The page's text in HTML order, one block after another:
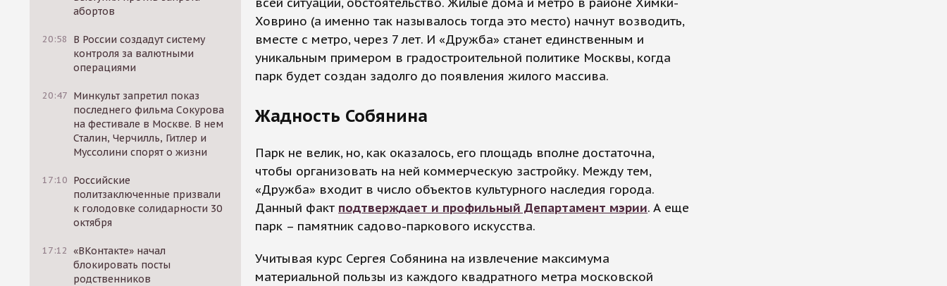
абортов
20:58
В России создадут систему
контроля за валютными
операциями
20:47 Минкульт запретил показ
последнего фильма Сокурова
на фестивале в Москве. В нем
Сталин, Черчилль, Гитлер и
Муссолини спорят о жизни
17:10 Российские
политзаключенные призвали
к голодовке солидарности 30
октября
17:12 «ВКонтакте» начал
блокировать посты
родственников
Ховрино (а именно так называлось тогда это место) начнут возводить,
вместе с метро, через 7 лет. И «Дружба» станет единственным и
уникальным примером в градостроительной политике Москвы, когда
парк будет создан задолго до появления жилого массива.
Жадность Собянина
Парк не велик, но, как оказалось, его площадь вполне достаточна,
чтобы организовать на ней коммерческую застройку. Между тем,
«Дружба» входит в число объектов культурного наследия города.
Данный факт подтверждает и профильный Департамент мэрии. А еще
парк – памятник садово-паркового искусства.
Учитывая курс Сергея Собянина на извлечение максимума
материальной пользы из каждого квадратного метра московской